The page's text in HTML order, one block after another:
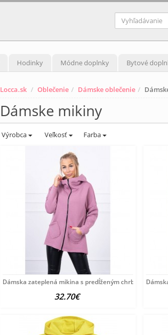
Hodinky Módne doplnky Bytové
Locca.sk Oblečenie Dámske oblečenie
Dámske mikiny
Výrobca Veľkosť Farba
Dámska zateplená mikina s predĺženým chrbtom
32.70€